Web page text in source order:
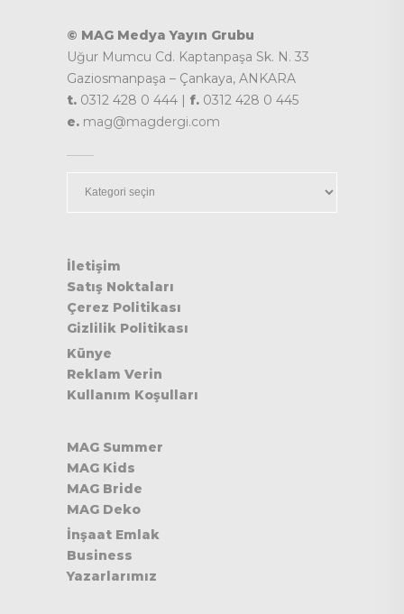
© MAG Medya Yayın Grubu
Uğur Mumcu Cd. Kaptanpaşa Sk. N. 33
Gaziosmanpaşa – Çankaya, ANKARA
t. 0312 428 0 444 | f. 0312 428 0 445
e. mag@magdergi.com
İletişim
Satış Noktaları
Çerez Politikası
Gizlilik Politikası
Künye
Reklam Verin
Kullanım Koşulları
MAG Summer
MAG Kids
MAG Bride
MAG Deko
İnşaat Emlak
Business
Yazarlarımız